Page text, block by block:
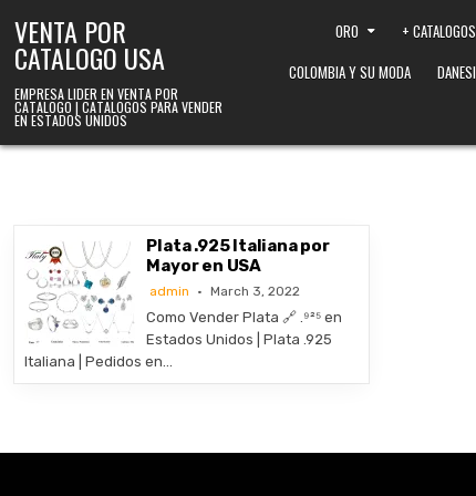
VENTA POR
CATALOGO USA
EMPRESA LIDER EN VENTA POR
CATALOGO | CATALOGOS PARA VENDER
EN ESTADOS UNIDOS
ORO + CATALOGOS
COLOMBIA Y SU MODA
DANESI
Plata .925 Italiana por
Mayor en USA
admin March 3, 2022
Como Vender Plata 🔗 .⁹²⁵ en
Estados Unidos | Plata .925
Italiana | Pedidos en…